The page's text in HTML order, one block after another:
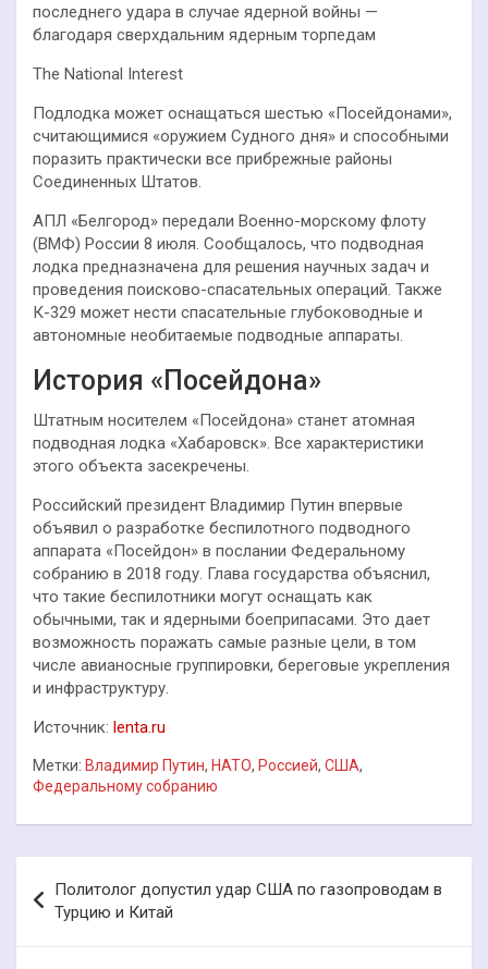
последнего удара в случае ядерной войны —
благодаря сверхдальним ядерным торпедам
The National Interest
Подлодка может оснащаться шестью «Посейдонами»,
считающимися «оружием Судного дня» и способными
поразить практически все прибрежные районы
Соединенных Штатов.
АПЛ «Белгород» передали Военно-морскому флоту
(ВМФ) России 8 июля. Сообщалось, что подводная
лодка предназначена для решения научных задач и
проведения поисково-спасательных операций. Также
К-329 может нести спасательные глубоководные и
автономные необитаемые подводные аппараты.
История «Посейдона»
Штатным носителем «Посейдона» станет атомная
подводная лодка «Хабаровск». Все характеристики
этого объекта засекречены.
Российский президент Владимир Путин впервые
объявил о разработке беспилотного подводного
аппарата «Посейдон» в послании Федеральному
собранию в 2018 году. Глава государства объяснил,
что такие беспилотники могут оснащать как
обычными, так и ядерными боеприпасами. Это дает
возможность поражать самые разные цели, в том
числе авианосные группировки, береговые укрепления
и инфраструктуру.
Источник: lenta.ru
Метки: Владимир Путин, НАТО, Россией, США,
Федеральному собранию
по
записям
Политолог допустил удар США по газопроводам в
Турцию и Китай